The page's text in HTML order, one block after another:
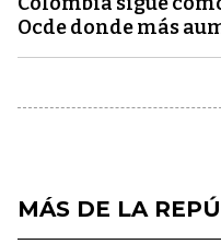
Ocde donde más
MÁS DE LA